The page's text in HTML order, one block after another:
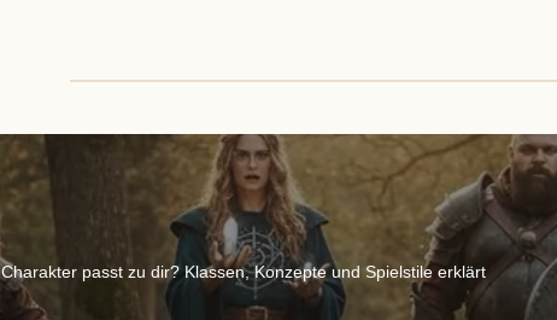
passt zu dir? Klassen, Konzepte und Spielstile erklärt